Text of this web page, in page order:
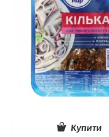
Купити